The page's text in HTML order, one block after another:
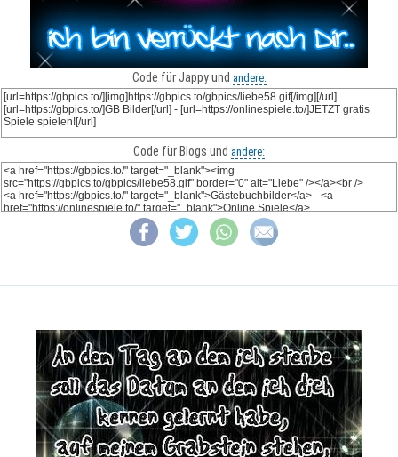
Code für Jappy und andere:
Code für Blogs und andere: